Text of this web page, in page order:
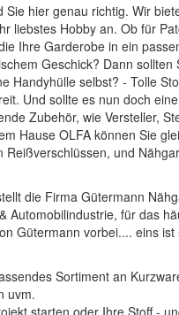
hier genau richtig. Wir
liebstes Hobby an. Ob für
Ihre Garderobe in ein
Geschick? Dann
Handyhülle selbst? - Tolle
Und sollte es nun doch
Zubehör, wie Versteller,
HauseOLFA können Sie
Reißverschlüssen, und
die Firma Gütermann
für das
Gütermann vorbei.... eins
Sortiment an
uvm.
starten oder Ihre Stoff,-